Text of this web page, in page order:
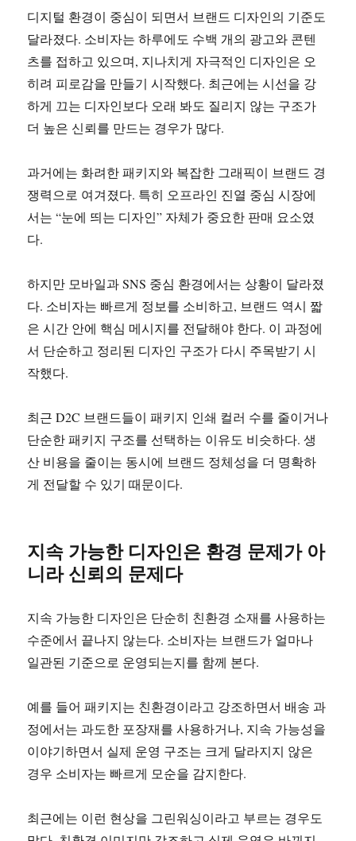
디지털 환경이 중심이 되면서 브랜드 디자인의 기준도
달라졌다. 소비자는 하루에도 수백 개의 광고와 콘텐
츠를 접하고 있으며, 지나치게 자극적인 디자인은 오
히려 피로감을 만들기 시작했다. 최근에는 시선을 강
하게 끄는 디자인보다 오래 봐도 질리지 않는 구조가
더 높은 신뢰를 만드는 경우가 많다.
과거에는 화려한 패키지와 복잡한 그래픽이 브랜드 경
쟁력으로 여겨졌다. 특히 오프라인 진열 중심 시장에
서는 “눈에 띄는 디자인” 자체가 중요한 판매 요소였
다.
하지만 모바일과 SNS 중심 환경에서는 상황이 달라졌
다. 소비자는 빠르게 정보를 소비하고, 브랜드 역시 짧
은 시간 안에 핵심 메시지를 전달해야 한다. 이 과정에
서 단순하고 정리된 디자인 구조가 다시 주목받기 시
작했다.
최근 D2C 브랜드들이 패키지 인쇄 컬러 수를 줄이거나
단순한 패키지 구조를 선택하는 이유도 비슷하다. 생
산 비용을 줄이는 동시에 브랜드 정체성을 더 명확하
게 전달할 수 있기 때문이다.
지속 가능한 디자인은 환경 문제가 아
니라 신뢰의 문제다
지속 가능한 디자인은 단순히 친환경 소재를 사용하는
수준에서 끝나지 않는다. 소비자는 브랜드가 얼마나
일관된 기준으로 운영되는지를 함께 본다.
예를 들어 패키지는 친환경이라고 강조하면서 배송 과
정에서는 과도한 포장재를 사용하거나, 지속 가능성을
이야기하면서 실제 운영 구조는 크게 달라지지 않은
경우 소비자는 빠르게 모순을 감지한다.
최근에는 이런 현상을 그린워싱이라고 부르는 경우도